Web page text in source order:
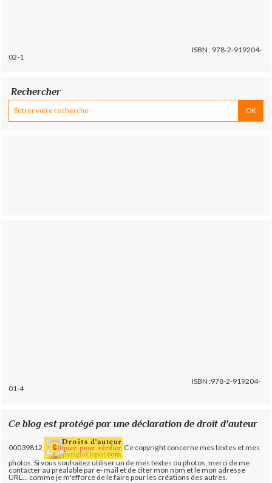
ISBN : 978-2-919204-
02-1
Rechercher
ISBN :978-2-919204-
01-4
Ce blog est protégé par une déclaration de droit d'auteur
00039812
Ce copyright concerne mes textes et mes
photos. Si vous souhaitez utiliser un de mes textes ou photos, merci de me
contacter au préalable par e- mail et de citer mon nom et le mon adresse
URL... comme je m'efforce de le faire pour les créations des autres.